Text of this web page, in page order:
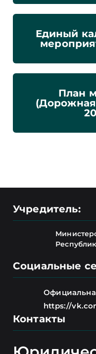
Единый
План
Учредитель:
Социальные
https://
Контакты